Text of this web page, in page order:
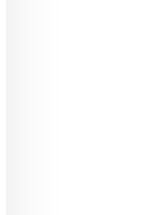
Las  sitios web de
atención de a
prioricen  la privacidad
de las  nuevas